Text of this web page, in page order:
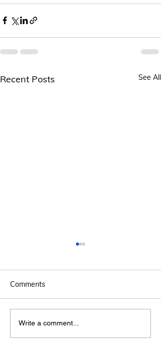
Recent Posts See All
maintaining your rotary
screw air compressors
Comments
Write a comment...